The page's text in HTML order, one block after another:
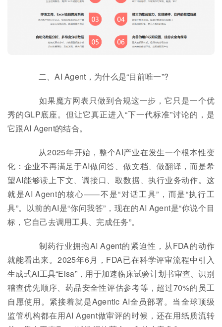
二、AI Agent，为什么是“目前唯一”?
如果魔方网表只做到合规这一步，它只是一个优
秀的GLP底座。但让它真正进入“下一代标准”讨论的，是
它跟AI Agent的结合。
从2025年开始，整个AI产业在发生一个根本性变
化：企业不再满足于AI做问答、做文档、做翻译，而是希
望AI能够读上下文、调接口、取数据、执行业务动作。这
就是AI Agent的核心——不是“对话工具”，而是“执行工
具”。以前的AI是“你问我答”，现在的AI Agent是“你说个目
标，它自己去调用工具、完成任务”。
制药行业拥抱AI Agent的紧迫性，从FDA的动作
就能看出来。2025年6月，FDA已在科学评审流程中引入
生成式AI工具“Elsa”，用于加速临床试验计划书审查、识别
稽查优先顺序、药品安全性评估参考等，超过70%的员工
自愿使用。紧接着就是Agentic AI全员部署。当全球顶级
监管机构都在用AI Agent做审评的时候，还在用纸质流转